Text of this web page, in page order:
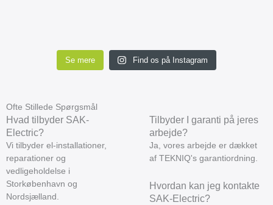
Se mere Find os på Instagram
Ofte Stillede Spørgsmål
Hvad tilbyder SAK-
Electric?
Vi tilbyder el-installationer,
reparationer og
vedligeholdelse i
Storkøbenhavn og
Nordsjælland.
Tilbyder I garanti på jeres
arbejde?
Ja, vores arbejde er dækket
af TEKNIQ's garantiordning.
Hvordan kan jeg kontakte
SAK-Electric?